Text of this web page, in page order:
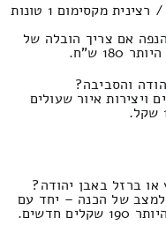
מהו התעריף של שינוע של כספת לבית / רצינית מקסימום 1 טונות
אם צריך הובלה של
והסביבה?
ויצירות איור שעולים
ברזל באבן יהודה?
למצב של הכנה – יחד עם